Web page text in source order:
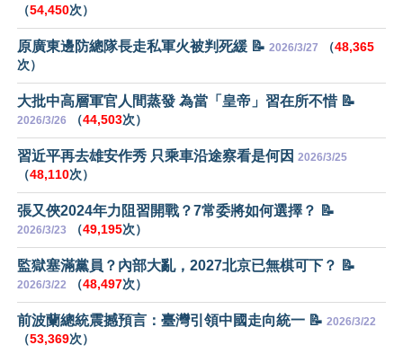
（54,450次）
原廣東邊防總隊長走私軍火被判死緩 📝 2026/3/27 （48,365
次）
大批中高層軍官人間蒸發 為當「皇帝」習在所不惜 📝
2026/3/26 （44,503次）
習近平再去雄安作秀 只乘車沿途察看是何因 2026/3/25
（48,110次）
張又俠2024年力阻習開戰？7常委將如何選擇？ 📝
2026/3/23 （49,195次）
監獄塞滿黨員？內部大亂，2027北京已無棋可下？ 📝
2026/3/22 （48,497次）
前波蘭總統震撼預言：臺灣引領中國走向統一 📝 2026/3/22
（53,369次）